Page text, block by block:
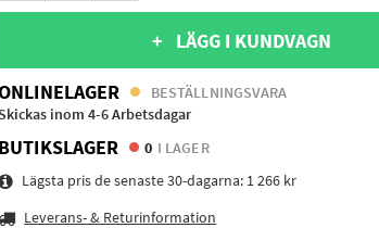
+ LÄGG I KUNDVAGN
BESTÄLLNINGSVARA
Skickas inom 4-6 Arbetsdagar
BUTIKSLAGER 0 I LAGER
Lägsta pris de senaste 30-dagarna: 1 266 kr
Leverans- & Returinformation